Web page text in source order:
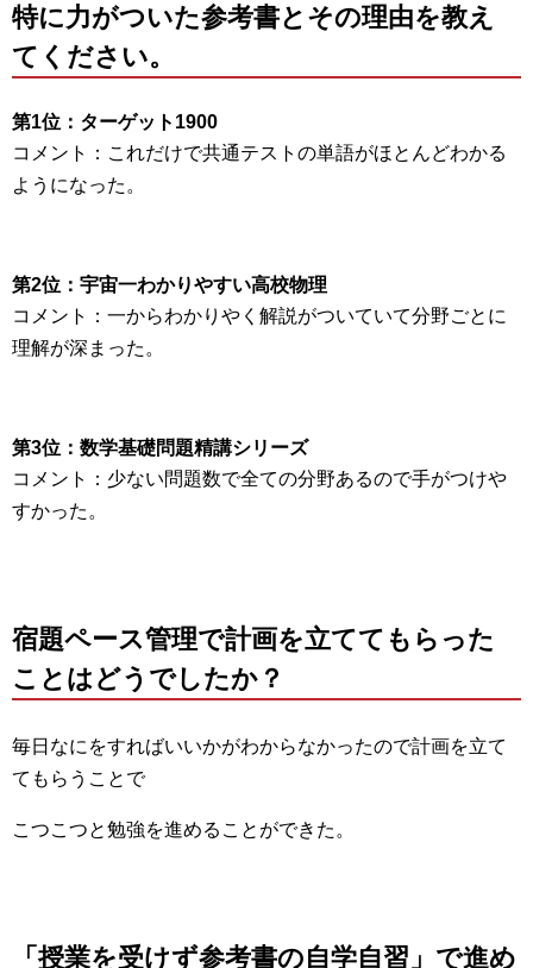
特に力がついた参考書とその理由を教え
てください。
第1位：ターゲット1900
コメント： これだけで共通テストの単語がほとんどわかる
ようになった。
第2位：宇宙一わかりやすい高校物理
コメント： 一からわかりやく解説がついていて分野ごとに
理解が深まった。
第3位：数学基礎問題精講シリーズ
コメント： 少ない問題数で全ての分野あるので手がつけや
すかった。
宿題ペース管理で計画を立ててもらった
ことはどうでしたか？
毎日なにをすればいいかがわからなかったので計画を立て
てもらうことで
こつこつと勉強を進めることができた。
「授業を受けず参考書の自学自習」で進め